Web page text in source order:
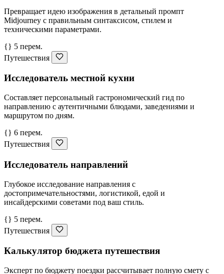
Превращает идею изображения в детальный промпт
Midjourney с правильным синтаксисом, стилем и
техническими параметрами.
{} 5 перем.
Путешествия
Исследователь местной кухни
Составляет персональный гастрономический гид по
направлению с аутентичными блюдами, заведениями и
маршрутом по дням.
{} 6 перем.
Путешествия
Исследователь направлений
Глубокое исследование направления с
достопримечательностями, логистикой, едой и
инсайдерскими советами под ваш стиль.
{} 5 перем.
Путешествия
Калькулятор бюджета путешествия
Эксперт по бюджету поездки рассчитывает полную смету с